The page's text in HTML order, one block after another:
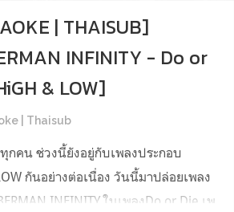
| THAISUB]
INFINITY - Do or
& LOW]
| Thaisub
กคน ช่วงนี้ยังอยู่กับเพลงประกอบ
กันอย่างต่อเนื่อง วันนี้มาปล่อยเพลง
INFINITY ในเพลงDo or Die เพ